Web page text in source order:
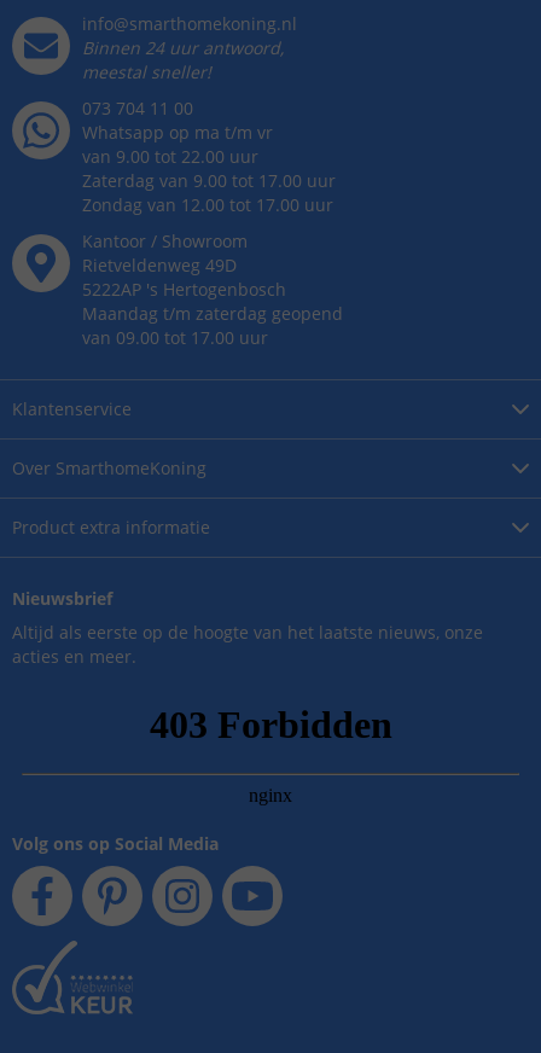
Over SmarthomeKoning
Product extra informatie
Klantenservice
info@smarthomekoning.nl
Binnen 24 uur antwoord,
meestal sneller!
073 704 11 00
Whatsapp op ma t/m vr
van 9.00 tot 22.00 uur
Zaterdag van 9.00 tot 17.00 uur
Zondag van 12.00 tot 17.00 uur
Kantoor / Showroom
Rietveldenweg 49D
5222AP 's Hertogenbosch
Maandag t/m zaterdag geopend
van 09.00 tot 17.00 uur
Nieuwsbrief
Altijd als eerste op de hoogte van het laatste nieuws, onze
acties en meer.
Volg ons op Social Media